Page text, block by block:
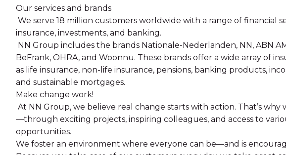
Our services and brands
We serve 18 million customers worldwide with a range of financial
insurance, investments, and banking.
NN Group includes the brands Nationale-Nederlanden, NN, ABN
BeFrank, OHRA, and Woonnu. These brands offer a wide array of
as life insurance, non-life insurance, pensions, banking products,
and sustainable mortgages.
Make change work!
At NN Group, we believe real change starts with action. That’s
—through exciting projects, inspiring colleagues, and access to
opportunities.
We foster an environment where everyone can be—and is